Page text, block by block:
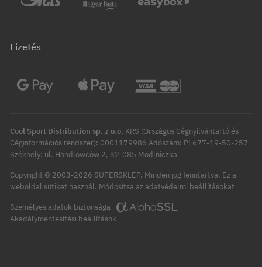
Fizetés
Cool Sport Distribution sp. z o.o. KRS (Országos Cégnyilvántartó és
Céginformációs rendszer): 0001179986 Adószám: PL677-19-50-257
Székhely: ul. Handlowców 2, 32-085 Modlniczka
Copyright © 2003-2026 SUPERSKLEP. Minden jog fenntartva. Ez a
weboldal sütiket használ. Módosítsa az adatvédelmi beállításokat
Személyes adatok biztonsága
Akadálymentesítési beállítások